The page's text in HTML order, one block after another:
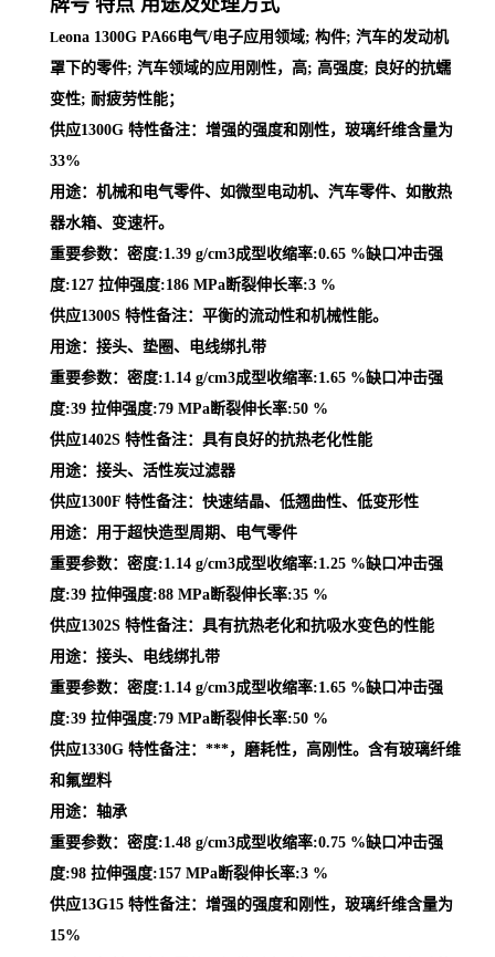
牌号 特点 用途及处理方式
Leona 1300G PA66电气/电子应用领域; 构件; 汽车的发动机
罩下的零件; 汽车领域的应用刚性，高; 高强度; 良好的抗蠕
变性; 耐疲劳性能；
供应1300G 特性备注：增强的强度和刚性，玻璃纤维含量为
33%
用途：机械和电气零件、如微型电动机、汽车零件、如散热
器水箱、变速杆。
重要参数：密度:1.39 g/cm3成型收缩率:0.65 %缺口冲击强
度:127 拉伸强度:186 MPa断裂伸长率:3 %
供应1300S 特性备注：平衡的流动性和机械性能。
用途：接头、垫圈、电线绑扎带
重要参数：密度:1.14 g/cm3成型收缩率:1.65 %缺口冲击强
度:39 拉伸强度:79 MPa断裂伸长率:50 %
供应1402S 特性备注：具有良好的抗热老化性能
用途：接头、活性炭过滤器
供应1300F 特性备注：快速结晶、低翘曲性、低变形性
用途：用于超快造型周期、电气零件
重要参数：密度:1.14 g/cm3成型收缩率:1.25 %缺口冲击强
度:39 拉伸强度:88 MPa断裂伸长率:35 %
供应1302S 特性备注：具有抗热老化和抗吸水变色的性能
用途：接头、电线绑扎带
重要参数：密度:1.14 g/cm3成型收缩率:1.65 %缺口冲击强
度:39 拉伸强度:79 MPa断裂伸长率:50 %
供应1330G 特性备注：***，磨耗性，高刚性。含有玻璃纤维
和氟塑料
用途：轴承
重要参数：密度:1.48 g/cm3成型收缩率:0.75 %缺口冲击强
度:98 拉伸强度:157 MPa断裂伸长率:3 %
供应13G15 特性备注：增强的强度和刚性，玻璃纤维含量为
15%